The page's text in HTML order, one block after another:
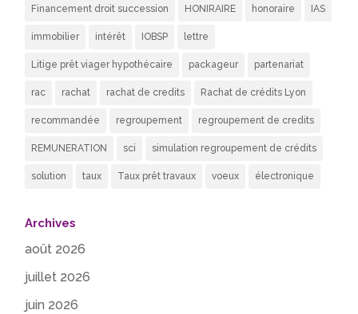
Financement droit succession HONIRAIRE honoraire IAS
immobilier intérêt IOBSP lettre
Litige prêt viager hypothécaire packageur partenariat
rac rachat rachat de credits Rachat de crédits Lyon
recommandée regroupement regroupement de credits
REMUNERATION sci simulation regroupement de crédits
solution taux Taux prêt travaux voeux électronique
Archives
août 2026
juillet 2026
juin 2026